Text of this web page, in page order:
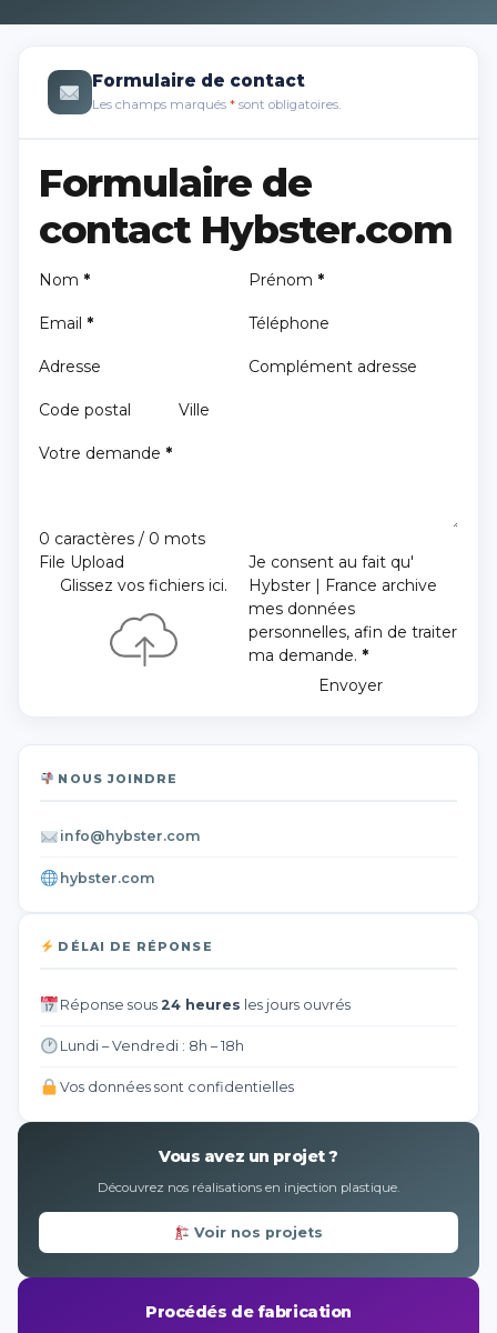
Formulaire de contact
Les champs marqués *sont obligatoires.
Formulaire de
contact Hybster.com
Nom * Prénom *
Email * Téléphone
Adresse Complément adresse
Code postal Ville
Votre demande *
0 caractères / 0 mots
File Upload
Glissez vos fichiers ici.
Je consent au fait qu'
Hybster | France archive
mes données
personnelles, afin de traiter
ma demande. *
Envoyer
NOUS JOINDRE
info@hybster.com
hybster.com
DÉLAI DE RÉPONSE
Réponse sous 24 heures les jours ouvrés
Lundi – Vendredi : 8h – 18h
Vos données sont confidentielles
Vous avez un projet ?
Découvrez nos réalisations en injection plastique.
Voir nos projets
Procédés de fabrication